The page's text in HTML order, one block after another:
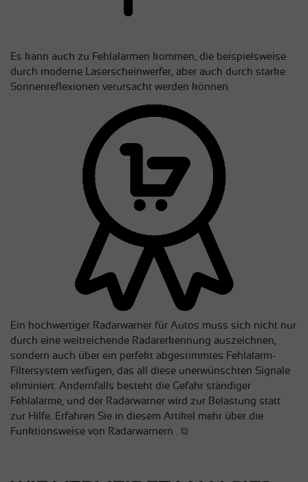
Es kann auch zu Fehlalarmen kommen, die beispielsweise
durch moderne Laserscheinwerfer, aber auch durch starke
Sonnenreflexionen verursacht werden können.
Ein hochwertiger Radarwarner für Autos muss sich nicht nur
durch eine weitreichende Radarerkennung auszeichnen,
sondern auch über ein perfekt abgestimmtes Fehlalarm-
Filtersystem verfügen, das all diese unerwünschten Signale
eliminiert. Andernfalls besteht die Gefahr ständiger
Fehlalarme, und der Radarwarner wird zur Belastung statt
zur Hilfe. Erfahren Sie in diesem Artikel mehr über die
Funktionsweise von Radarwarnern